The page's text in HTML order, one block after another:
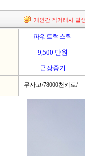
개인간 직거래시 발
파워트럭스틱
9,500 만원
군장중기
무사고/78000천키로/